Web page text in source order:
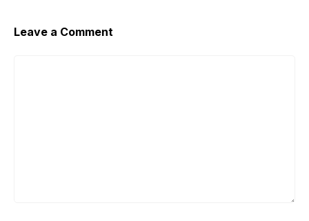
Leave a Comment